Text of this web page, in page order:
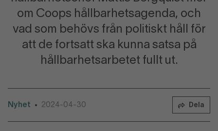
om Coops hållbarhetsagenda, och
vad som behövs från politiskt håll för
att de fortsatt ska kunna satsa på
hållbarhetsarbetet fullt ut.
Nyhet • 2024-04-30 Dela